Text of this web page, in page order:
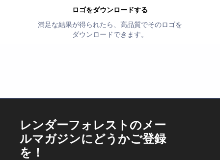
ロゴをダウンロードする
満足な結果が得られたら、高品質でそのロゴを
ダウンロードできます。
レンダーフォレストのメー
ルマガジンにどうかご登録
を！